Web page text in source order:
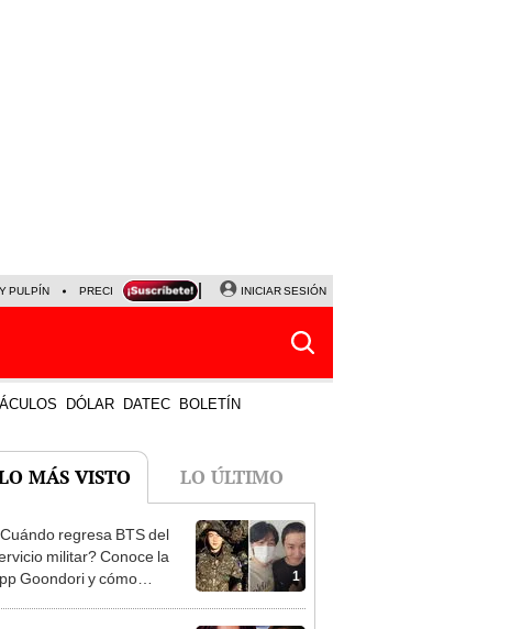
PULPÍN PRECIO DEL DÓLAR CORTE DE LUZ VIERNES 7 DE AGOSTO
INICIAR SESIÓN
DÓLAR DATEC BOLETÍN
MÁS VISTO LO ÚLTIMO
1
regresa BTS del
militar? Conoce la
Goondori y cómo